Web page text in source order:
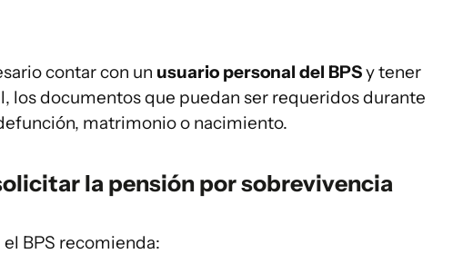
contar con un usuario personal del BPSy tener
los documentos que puedan ser requeridos durante
matrimonio o nacimiento.
la pensión por sobrevivencia
BPS recomienda: